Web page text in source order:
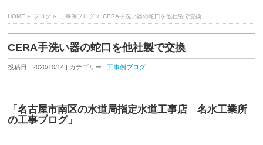
HOME » ブログ » 工事例ブログ » CERA手洗い器の蛇口を他社製で交換
CERA手洗い器の蛇口を他社製で交換
投稿日 : 2020/10/14 | カテゴリー : 工事例ブログ
「名古屋市南区の水道局指定水道工事店 名水工業所
の工事ブログ」